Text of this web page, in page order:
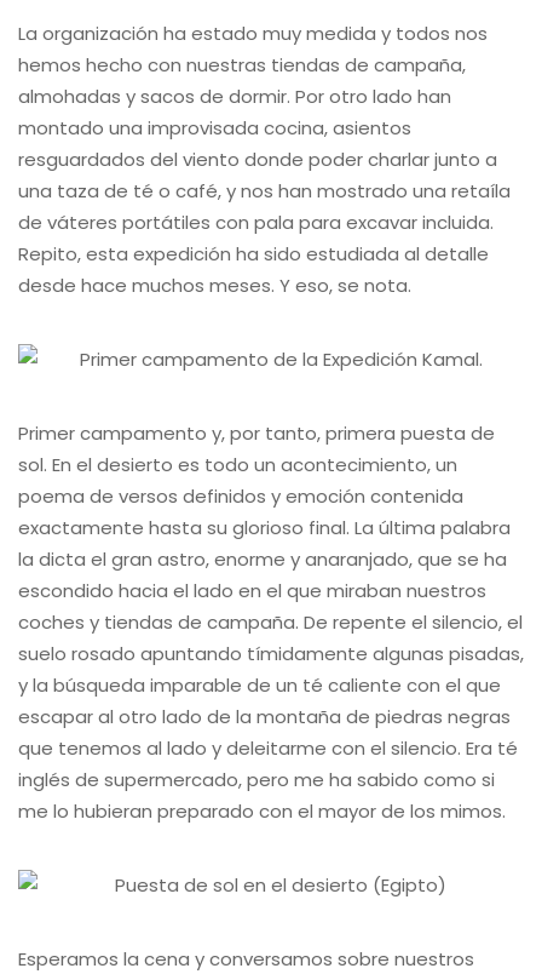
La organización ha estado muy medida y todos nos
hemos hecho con nuestras tiendas de campaña,
almohadas y sacos de dormir. Por otro lado han
montado una improvisada cocina, asientos
resguardados del viento donde poder charlar junto a
una taza de té o café, y nos han mostrado una retaíla
de váteres portátiles con pala para excavar incluida.
Repito, esta expedición ha sido estudiada al detalle
desde hace muchos meses. Y eso, se nota.
Primer campamento y, por tanto, primera puesta de
sol. En el desierto es todo un acontecimiento, un
poema de versos definidos y emoción contenida
exactamente hasta su glorioso final. La última palabra
la dicta el gran astro, enorme y anaranjado, que se ha
escondido hacia el lado en el que miraban nuestros
coches y tiendas de campaña. De repente el silencio, el
suelo rosado apuntando tímidamente algunas pisadas,
y la búsqueda imparable de un té caliente con el que
escapar al otro lado de la montaña de piedras negras
que tenemos al lado y deleitarme con el silencio. Era té
inglés de supermercado, pero me ha sabido como si
me lo hubieran preparado con el mayor de los mimos.
Esperamos la cena y conversamos sobre nuestros